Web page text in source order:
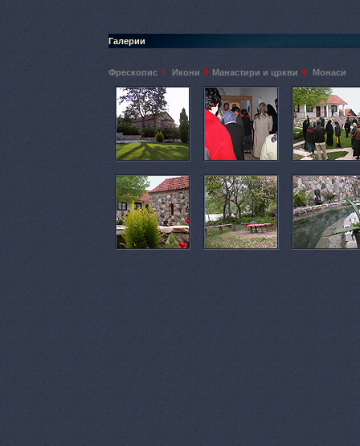
Галерии
Фрескопис Икони Манастири и цркви Монаси